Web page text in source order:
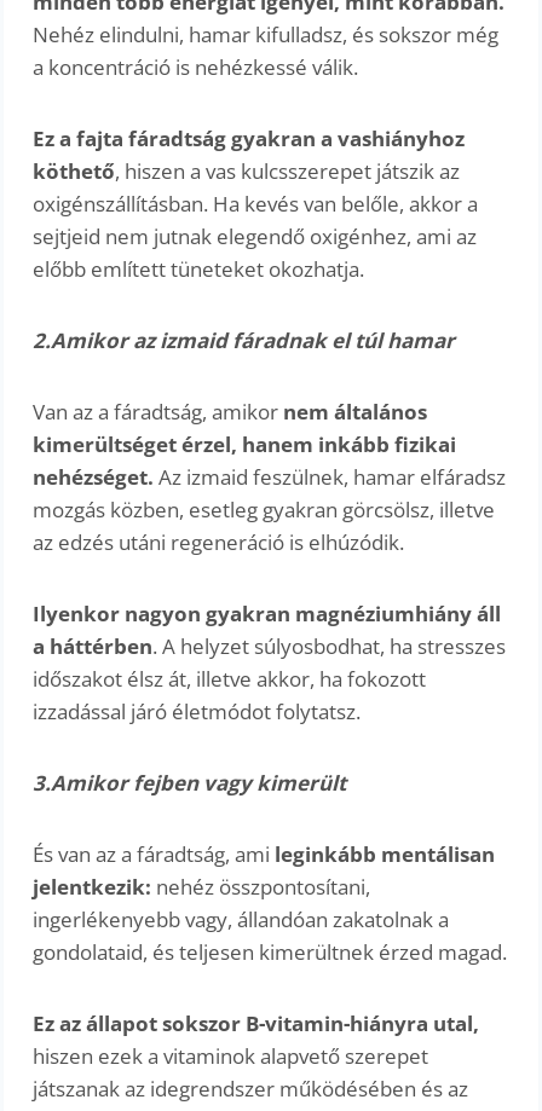
Nehéz elindulni, hamar kifulladsz, és sokszor még
a koncentráció is nehézkessé válik.
Ez a fajta fáradtság gyakran a vashiányhoz
köthető, hiszen a vas kulcsszerepet játszik az
oxigénszállításban. Ha kevés van belőle, akkor a
sejtjeid nem jutnak elegendő oxigénhez, ami az
előbb említett tüneteket okozhatja.
2.Amikor az izmaid fáradnak el túl hamar
Van az a fáradtság, amikor nem általános
kimerültséget érzel, hanem inkább fizikai
nehézséget.Az izmaid feszülnek, hamar elfáradsz
mozgás közben, esetleg gyakran görcsölsz, illetve
az edzés utáni regeneráció is elhúzódik.
Ilyenkor nagyon gyakran magnéziumhiány áll
a háttérben. A helyzet súlyosbodhat, ha stresszes
időszakot élsz át, illetve akkor, ha fokozott
izzadással járó életmódot folytatsz.
3.Amikor fejben vagy kimerült
És van az a fáradtság, ami leginkább mentálisan
jelentkezik: nehéz összpontosítani,
ingerlékenyebb vagy, állandóan zakatolnak a
gondolataid, és teljesen kimerültnek érzed magad.
Ez az állapot sokszor B-vitamin-hiányra utal,
hiszen ezek a vitaminok alapvető szerepet
játszanak az idegrendszer működésében és az